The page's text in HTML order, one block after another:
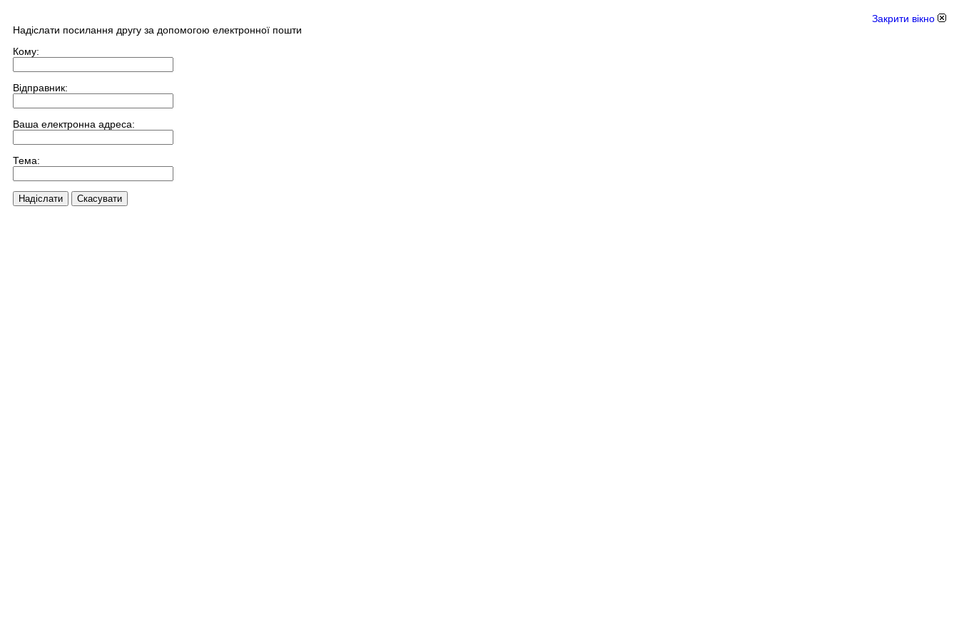
Закрити вікно
Надіслати посилання другу за допомогою електронної пошти
Кому:
Відправник:
Ваша електронна адреса:
Тема:
Надіслати Скасувати